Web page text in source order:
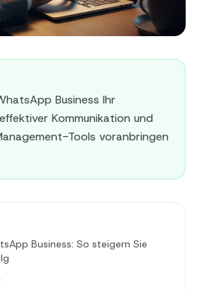
Business Ihr
Kommunikation und
Tools voranbringen
Business: So steigern Sie